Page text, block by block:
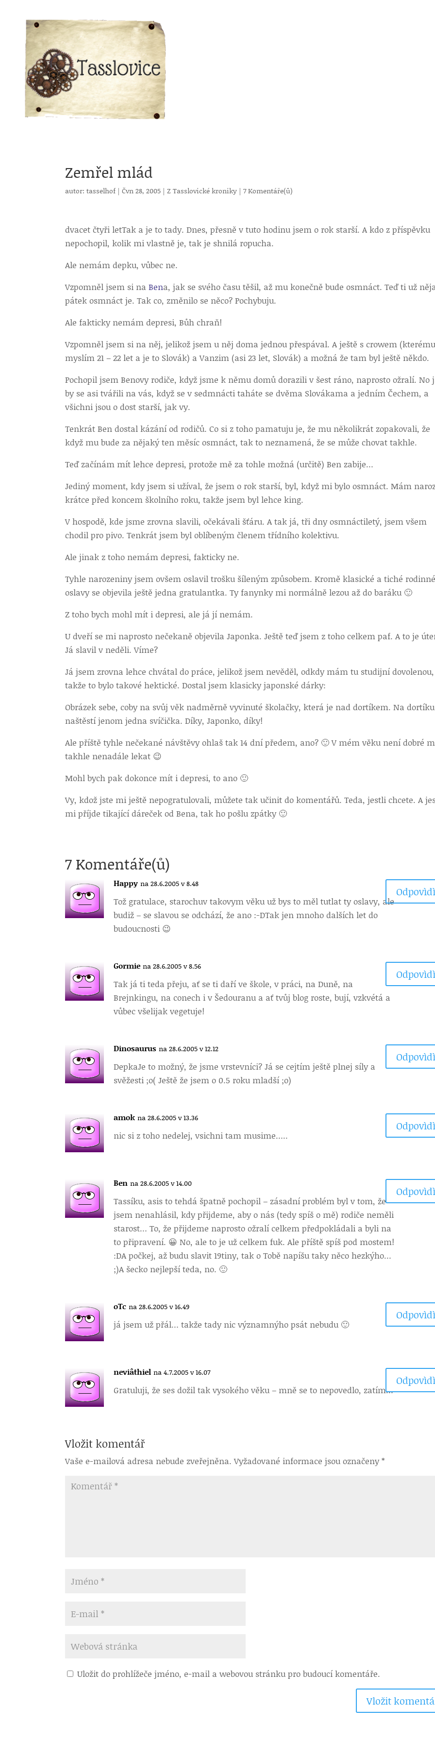
Zemřel mlád
autor:tasselhof |Čvn 28, 2005 |Z Tasslovické kroniky |7 Komentáře(ů)
dvacet čtyři letTak a je to tady. Dnes, přesně v tuto hodinu jsem o rok starší. A kdo z příspěvku
nepochopil, kolik mi vlastně je, tak je shnilá ropucha.
Ale nemám depku, vůbec ne.
Vzpomněl jsem si naBena, jak se svého času těšil, až mu konečně bude osmnáct. Teď ti už
pátek osmnáct je. Tak co, změnilo se něco? Pochybuju.
Ale fakticky nemám depresi, Bůh chraň!
Vzpomněl jsem si na něj, jelikož jsem u něj doma jednou přespával. A ještě s crowem
myslím 21 – 22 let a je to Slovák) a Vanzim (asi 23 let, Slovák) a možná že tam byl ještě někdo.
Pochopil jsem Benovy rodiče, když jsme k němu domů dorazili v šest ráno, naprosto ožralí. No
by se asi tvářili na vás, když se v sedmnácti taháte se dvěma Slovákama a jedním Čechem, a
všichni jsou o dost starší, jak vy.
Tenkrát Ben dostal kázání od rodičů. Co si z toho pamatuju je, že mu několikrát zopakovali, že
když mu bude za nějaký ten měsíc osmnáct, tak to neznamená, že se může chovat takhle.
Teď začínám mít lehce depresi, protože mě za tohle možná (určitě) Ben zabije…
Jediný moment, kdy jsem si užíval, že jsem o rok starší, byl, když mi bylo osmnáct. Mám
krátce před koncem školního roku, takže jsem byl lehce king.
V hospodě, kde jsme zrovna slavili, očekávali šťáru. A tak já, tři dny osmnáctiletý, jsem všem
chodil pro pivo. Tenkrát jsem byl oblíbeným členem třídního kolektivu.
Ale jinak z toho nemám depresi, fakticky ne.
Tyhle narozeniny jsem ovšem oslavil trošku šíleným způsobem. Kromě klasické a tiché
oslavy se objevila ještě jedna gratulantka. Ty fanynky mi normálně lezou až do baráku 🙂
Z toho bych mohl mít i depresi, ale já jí nemám.
U dveří se mi naprosto nečekaně objevila Japonka. Ještě teď jsem z toho celkem paf. A to je
Já slavil v neděli. Víme?
Já jsem zrovna lehce chvátal do práce, jelikož jsem nevěděl, odkdy mám tu studijní dovolenou,
takže to bylo takové hektické. Dostal jsem klasicky japonské dárky:
Obrázek sebe, coby na svůj věk nadměrně vyvinuté školačky, která je nad dortíkem. Na
naštěstí jenom jedna svíčička. Díky, Japonko, díky!
Ale příště tyhle nečekané návštěvy ohlaš tak 14 dní předem, ano? 🙂 V mém věku není dobré
takhle nenadále lekat 😉
Mohl bych pak dokonce mít i depresi, to ano 🙂
Vy, kdož jste mi ještě nepogratulovali, můžete tak učinit do komentářů. Teda, jestli chcete. A
mi příjde tikající dáreček od Bena, tak ho pošlu zpátky 🙂
7 Komentáře(ů)
Happy na 28.6.2005 v 8.48
Tož gratulace, starochuv takovym věku už bys to měl tutlat ty oslavy, ale
budiž – se slavou se odchází, že ano :-DTak jen mnoho dalších let do
budoucnosti 😉
Gormie na 28.6.2005 v 8.56
Tak já ti teda přeju, ať se ti daří ve škole, v práci, na Duně, na
Brejnkingu, na conech i v Šedouranu a ať tvůj blog roste, bují, vzkvétá a
vůbec všelijak vegetuje!
Dinosaurus na 28.6.2005 v 12.12
DepkaJe to možný, že jsme vrstevníci? Já se cejtím ještě plnej síly a
svěžesti ;o( Ještě že jsem o 0.5 roku mladší ;o)
amok na 28.6.2005 v 13.36
nic si z toho nedelej, vsichni tam musime…..
Ben na 28.6.2005 v 14.00
Tassíku, asis to tehdá špatně pochopil – zásadní problém byl v tom, že
jsem nenahlásil, kdy přijdeme, aby o nás (tedy spíš o mě) rodiče neměli
starost… To, že přijdeme naprosto ožralí celkem předpokládali a byli na
to připravení. 😀 No, ale to je už celkem fuk. Ale příště spíš pod mostem!
:DA počkej, až budu slavit 19tiny, tak o Tobě napíšu taky něco hezkýho…
;)A šecko nejlepší teda, no. 🙂
oTc na 28.6.2005 v 16.49
já jsem už přál… takže tady nic významnýho psát nebudu 🙂
neviâthiel na 4.7.2005 v 16.07
Gratuluji, že ses dožil tak vysokého věku – mně se to nepovedlo, zatím…
Vložit komentář
Vaše e-mailová adresa nebude zveřejněna. Vyžadované informace jsou označeny*
Uložit do prohlížeče jméno, e-mail a webovou stránku pro budoucí komentáře.